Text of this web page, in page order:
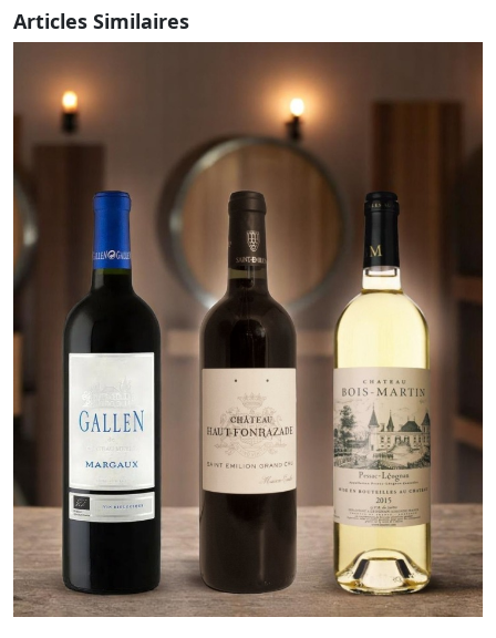
Articles Similaires